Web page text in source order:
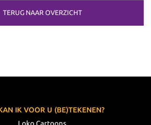
TERUG NAAR OVERZICHT
IK VOOR U (BE)TEKENEN?
Loko Cartoons